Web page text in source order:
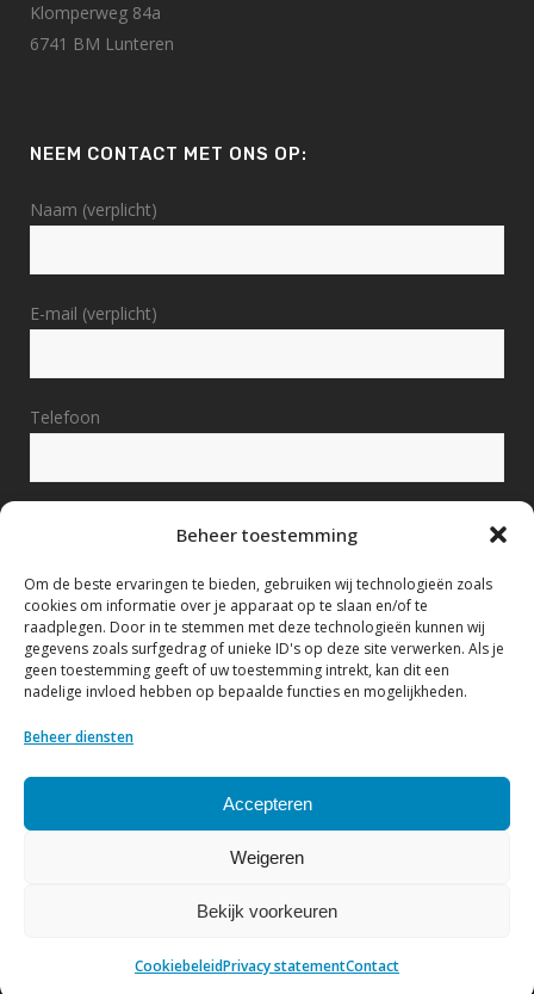
Beheer toestemming
Om de beste ervaringen te bieden, gebruiken wij technologieën zoals
cookies om informatie over je apparaat op te slaan en/of te
raadplegen. Door in te stemmen met deze technologieën kunnen wij
gegevens zoals surfgedrag of unieke ID's op deze site verwerken. Als je
geen toestemming geeft of uw toestemming intrekt, kan dit een
nadelige invloed hebben op bepaalde functies en mogelijkheden.
Beheer diensten
Accepteren
Weigeren
Bekijk voorkeuren
CookiebeleidPrivacy statementContact
Klomperweg 84a
6741 BM Lunteren
NEEM CONTACT MET ONS OP:
Naam (verplicht)
E-mail (verplicht)
Telefoon
Ik geef hierbij toestemming om mijn gegevens te
verwerken conform het Privacy statement.
Privacy statement